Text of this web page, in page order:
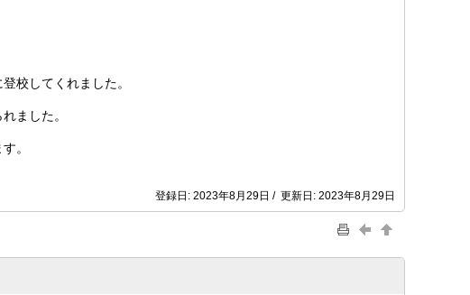
校してくれました。
ました。
。
登録日: 2023年8月29日 / 更新日: 2023年8月29日